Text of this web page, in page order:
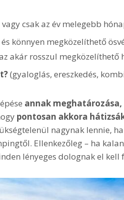
csak az év melegebb
könnyen megközelíthető
akár rosszul megközelíthető
(gyaloglás, ereszkedés,
annak
pontosan akkora
nagynak lennie,
Ellenkezőleg – ha
lényeges dolognak el kell